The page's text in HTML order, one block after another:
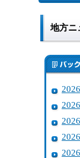
地方ニ